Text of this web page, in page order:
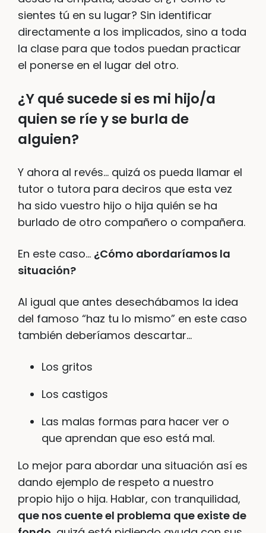
sientes tú en su lugar? Sin identificar
directamente a los implicados, sino a toda
la clase para que todos puedan practicar
el ponerse en el lugar del otro.
¿Y qué sucede si es mi hijo/a
quien se ríe y se burla de
alguien?
Y ahora al revés… quizá os pueda llamar el
tutor o tutora para deciros que esta vez
ha sido vuestro hijo o hija quién se ha
burlado de otro compañero o compañera.
En este caso… ¿Cómo abordaríamos la
situación?
Al igual que antes desechábamos la idea
del famoso “haz tu lo mismo” en este caso
también deberíamos descartar…
Los gritos
Los castigos
Las malas formas para hacer ver o
que aprendan que eso está mal.
Lo mejor para abordar una situación así es
dando ejemplo de respeto a nuestro
propio hijo o hija. Hablar, con tranquilidad,
que nos cuente el problema que existe de